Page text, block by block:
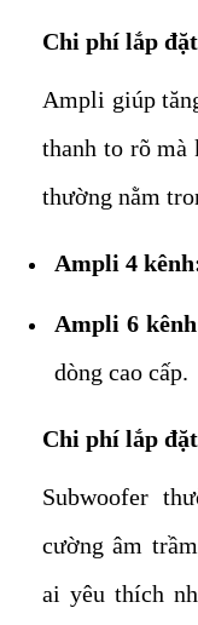
Chi phí lắp
Ampli giúp
thanh to rõ mà
thường nằm
Ampli 4
Ampli 6
dòng cao cấp.
Chi phí lắp
Subwoofer
cường âm
ai yêu thích